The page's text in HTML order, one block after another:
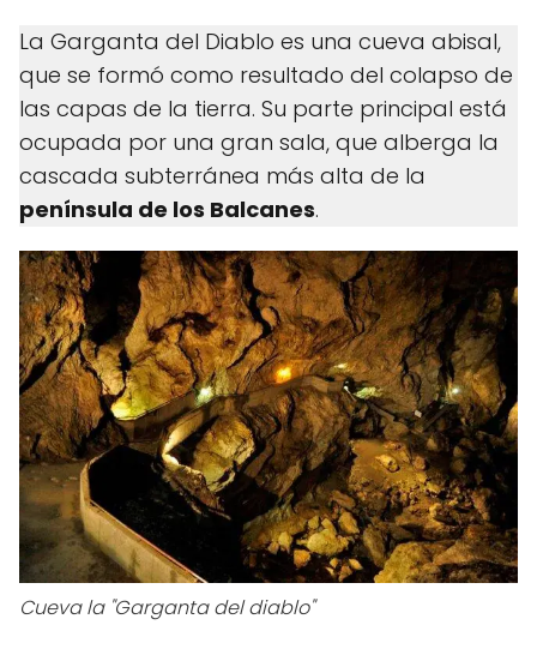
La Garganta del Diablo es una cueva abisal,
que se formó como resultado del colapso de
las capas de la tierra. Su parte principal está
ocupada por una gran sala, que alberga la
cascada subterránea más alta de la
península de los Balcanes.
Cueva la "Garganta del diablo"